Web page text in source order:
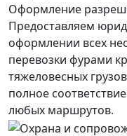
Оформление
Предоставляем
оформлении всех
перевозки фурами
тяжеловесных
полное
любых маршрутов.